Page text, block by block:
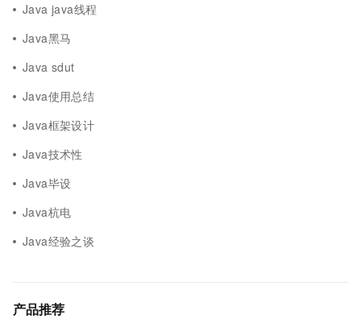
Java java线程
Java黑马
Java sdut
Java使用总结
Java框架设计
Java技术性
Java毕设
Java杭电
Java经验之谈
产品推荐